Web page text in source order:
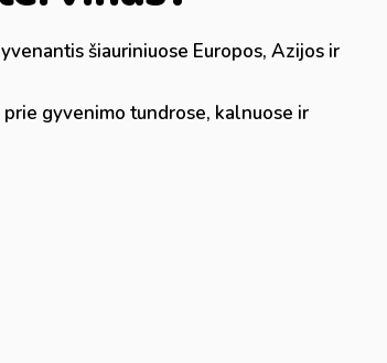
šiauriniuose Europos, Azijos ir
gyvenimo tundrose, kalnuose ir